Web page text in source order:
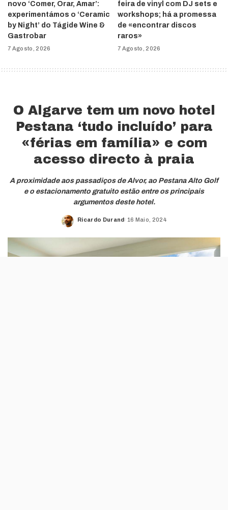
novo ‘Comer, Orar, Amar’:
experimentámos o ‘Ceramic
by Night’ do Tágide Wine &
Gastrobar
7 Agosto, 2026
feira de vinyl com DJ sets e
workshops; há a promessa
de «encontrar discos
raros»
7 Agosto, 2026
O Algarve tem um novo hotel
Pestana ‘tudo incluído’ para
«férias em família» e com
acesso directo à praia
A proximidade aos passadiços de Alvor, ao Pestana Alto Golf
e o estacionamento gratuito estão entre os principais
argumentos deste hotel.
Posted
Ricardo Durand 16 Maio, 2024